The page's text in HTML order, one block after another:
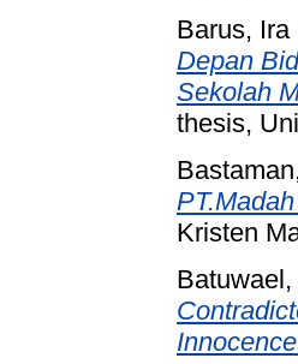
Barus, Ira
Depan
Sekolah
thesis,
Kristen